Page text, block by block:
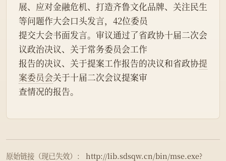
展、应对金融危机、打造齐鲁文化品牌、关注民生
等问题作大会口头发言，42位委员
提交大会书面发言。审议通过了省政协十届二次会
议政治决议、关于常务委员会工作
报告的决议、关于提案工作报告的决议和省政协提
案委员会关于十届二次会议提案审
查情况的报告。
原始链接（现已失效）： http://lib.sdsqw.cn/bin/mse.exe?